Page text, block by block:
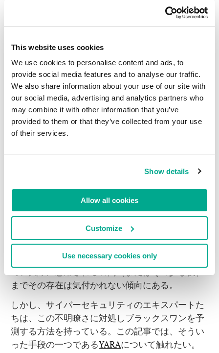
This website uses cookies
We use cookies to personalise content and ads, to
provide social media features and to analyse our traffic.
We also share information about your use of our site with
our social media, advertising and analytics partners who
may combine it with other information that you’ve
provided to them or that they’ve collected from your use
of their services.
Show details
Allow all cookies
Customize
Use necessary cookies only
一部のものは、よくある風邪の原因となる。その
他は…違う兆候を示す。そこで我々は、もっと致
同じように、ワクチンを開発しなければならな
い。だが、ワクチン接種が大いに功を奏するとは
かぎらない。インフルエンザを見よーー決定的な
予防接種がないまま、何世紀が経過しただろう
か？それに、ワクチン開発を開始するには、自分
の求めるものを知らねばならないし、これは科学
というよりも人文学に近いものに見える。
か異国への旅の話に行き着くわけだが、今回は前
現存する最も危険なサイバー脅威の一つは、
デイ脆弱性だ。レアで、（サイバーセキュリティ
関係者その他に）知られていない、本気でヤバく
て大規模な恐ろしい事態と損害をもたらしかねな
い、ソフトウェアに内在する脆弱性だ。それでい
て、実際に悪用される瞬間（またはその少し後）
までその存在は気付かれない傾向にある。
しかし、サイバーセキュリティのエキスパートた
ちは、この不明瞭さに対処しブラックスワンを予
測する方法を持っている。この記事では、そうい
った手段の一つであるYARAについて触れたい。